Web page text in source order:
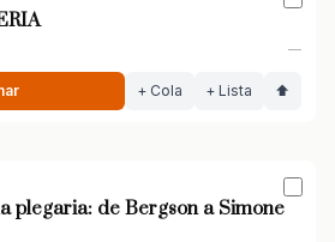
—
+ Cola + Lista ⬆
plegaria: de Bergson a Simone